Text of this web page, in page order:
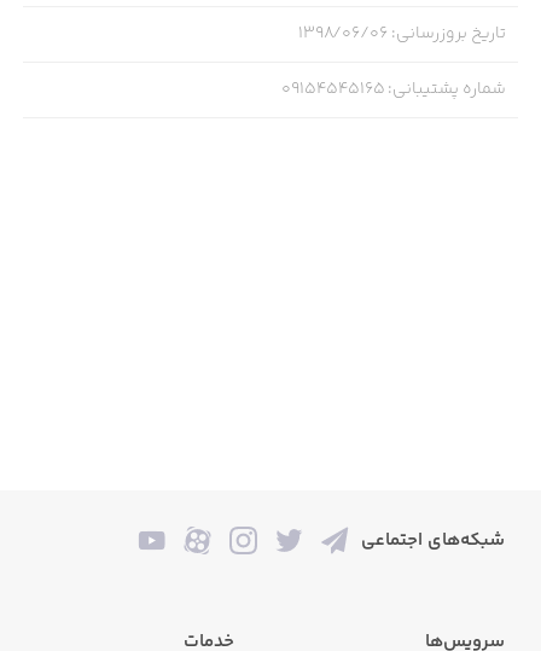
تاریخ بروزرسانی: ۱۳۹۸/۰۶/۰۶
شماره پشتیبانی:
09154545165
شبکه‌های اجتماعی
سرویس‌ها خدمات